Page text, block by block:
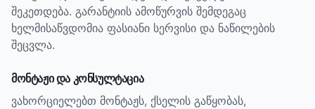
შეკეთდება. გარანტიის ამოწურვის შემდეგაც
ხელმისაწვდომია ფასიანი სერვისი და ნაწილების
შეცვლა.
მონტაჟი და კონსულტაცია
ვახორციელებთ მონტაჟს, ქსელის გაწყობას,